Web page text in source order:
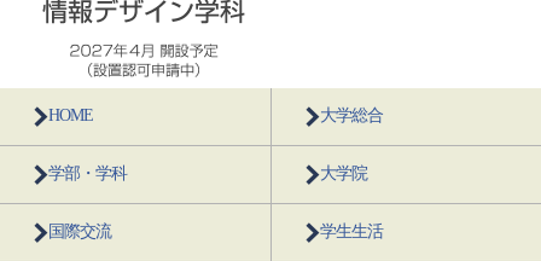
HOME 大学総合
学部・学科 大学院
国際交流 学生生活